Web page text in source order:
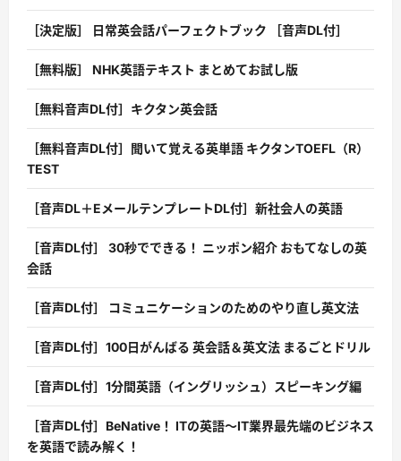
［決定版］ 日常英会話パーフェクトブック ［音声DL付］
［無料版］ NHK英語テキスト まとめてお試し版
［無料音声DL付］キクタン英会話
［無料音声DL付］聞いて覚える英単語 キクタンTOEFL（R）
TEST
［音声DL＋EメールテンプレートDL付］新社会人の英語
［音声DL付］ 30秒でできる！ ニッポン紹介 おもてなしの英
会話
［音声DL付］ コミュニケーションのためのやり直し英文法
［音声DL付］100日がんばる 英会話＆英文法 まるごとドリル
［音声DL付］1分間英語（イングリッシュ）スピーキング編
［音声DL付］BeNative！ ITの英語〜IT業界最先端のビジネス
を英語で読み解く！